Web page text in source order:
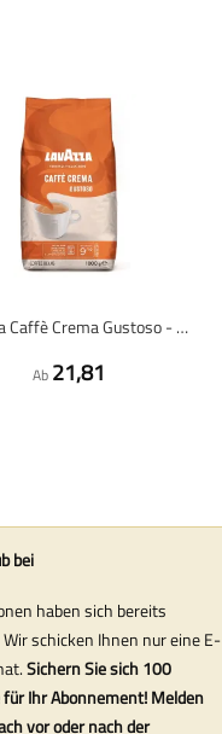
Lavazza Caffè Crema Gustoso - Kaffeebohnen - 1 kg
Ab 21,81
bei
haben sich bereits
schicken Ihnen nur eine E-
Sichern Sie sich 100
Ihr Abonnement! Melden
vor oder nach der